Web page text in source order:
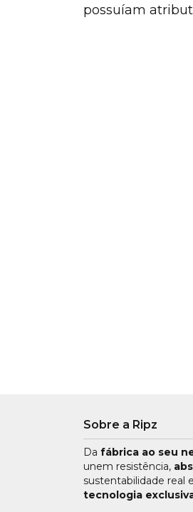
possuíam
Sobre a Ripz
Da fábrica ao seu
unem resistência,
sustentabilidade real
tecnologia